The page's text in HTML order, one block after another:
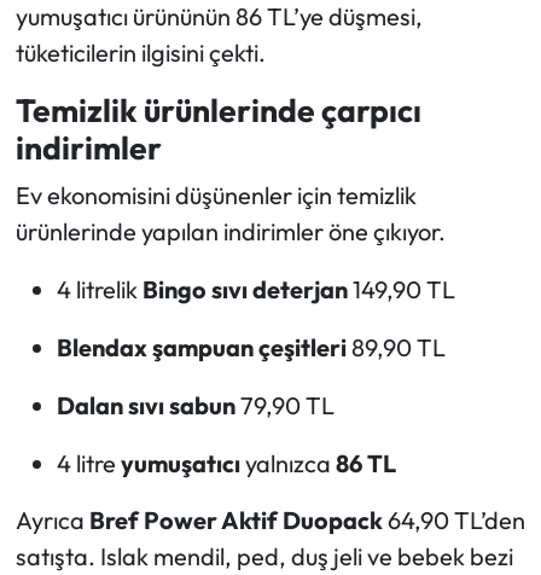
yumuşatıcı ürününün 86 TL’ye düşmesi,
tüketicilerin ilgisini çekti.
Temizlik ürünlerinde çarpıcı
indirimler
Ev ekonomisini düşünenler için temizlik
ürünlerinde yapılan indirimler öne çıkıyor.
4 litrelik Bingo sıvı deterjan149,90 TL
Blendax şampuan çeşitleri89,90 TL
Dalan sıvı sabun79,90 TL
4 litre yumuşatıcıyalnızca 86 TL
Ayrıca Bref Power Aktif Duopack64,90 TL’den
satışta. Islak mendil, ped, duş jeli ve bebek bezi
Turizm
Teknoloji